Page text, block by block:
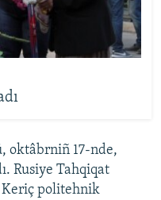
oktâbrniñ 17-nde,
Rusiye Tahqiqat
politehnik